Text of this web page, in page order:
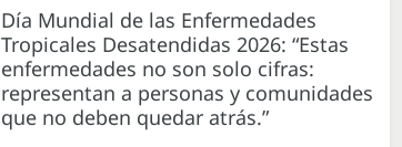
Día Mundial de las Enfermedades
Tropicales Desatendidas 2026: “Estas
enfermedades no son solo cifras:
representan a personas y comunidades
que no deben quedar atrás.”